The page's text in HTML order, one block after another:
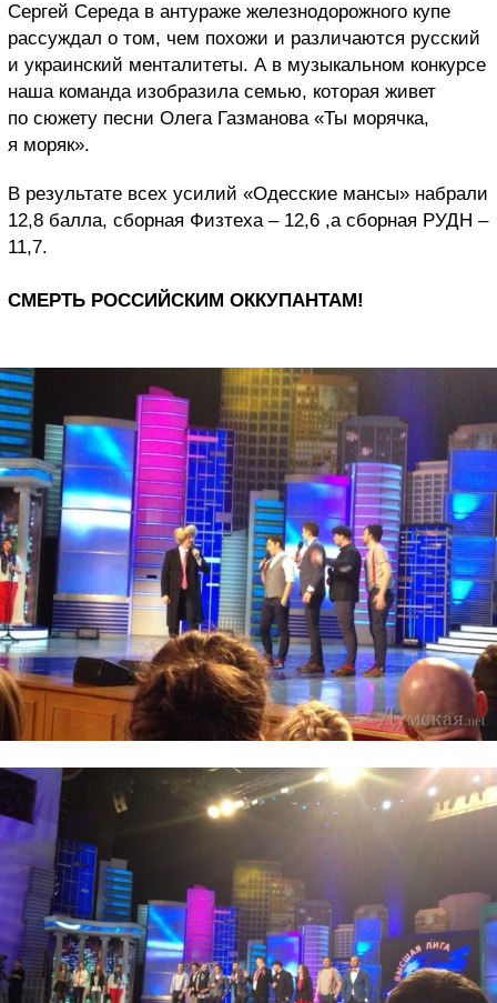
Сергей Середа в антураже железнодорожного купе
рассуждал о том, чем похожи и различаются русский
и украинский менталитеты. А в музыкальном конкурсе
наша команда изобразила семью, которая живет
по сюжету песни Олега Газманова «Ты морячка,
я моряк».
В результате всех усилий «Одесские мансы» набрали
12,8 балла, сборная Физтеха – 12,6 ,а сборная РУДН –
11,7.
СМЕРТЬ РОССИЙСКИМ ОККУПАНТАМ!